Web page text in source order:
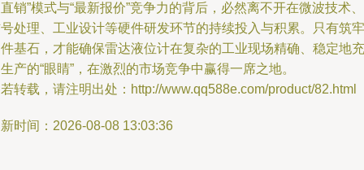
销”模式与“最新报价”竞争力的背后，必然离不开在微波技术、
处理、工业设计等硬件研发环节的持续投入与积累。只有筑牢
基石，才能确保雷达液位计在复杂的工业现场精确、稳定地充
产的“眼睛”，在激烈的市场竞争中赢得一席之地。
转载，请注明出处：http://www.qq588e.com/product/82.html
时间：2026-08-08 13:03:36